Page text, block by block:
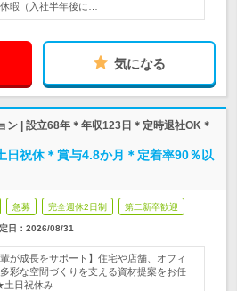
暇（入社半年後に…
気になる
ン | 設立68年＊年収123日＊定時退社OK＊
日祝休＊賞与4.8か月＊定着率90％以
急募 完全週休2日制 第二新卒歓迎
日： 2026/08/31
が成長をサポート】住宅や店舗、オフィ
彩な空間づくりを支える資材提案をお任
日祝休み